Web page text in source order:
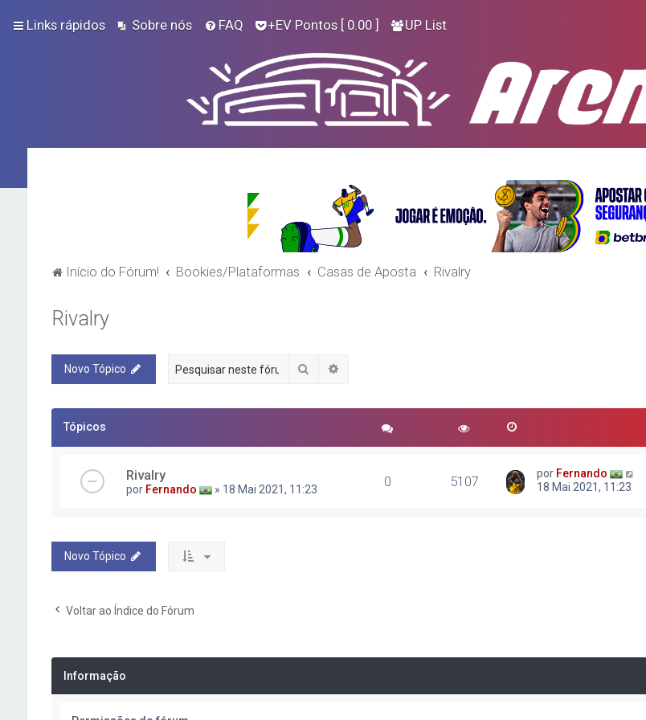
Links rápidos Sobre nós FAQ +EV Pontos [ 0.00 ] UP List
Início do Fórum! Bookies/Plataformas Casas de Aposta Rivalry
Rivalry
Novo Tópico Pesquisar
Tópicos
Rivalry
por Fernando » 18 Mai 2021, 11:23 0 5107 por Fernando
18 Mai 2021, 11:23
Novo Tópico
Voltar ao Índice do Fórum
Informação